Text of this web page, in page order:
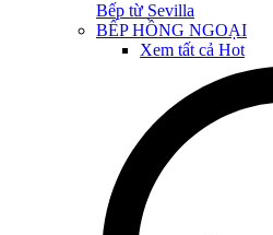
Bếp từ Sevilla
BẾP HỒNG NGOẠI
Xem tất cả Hot